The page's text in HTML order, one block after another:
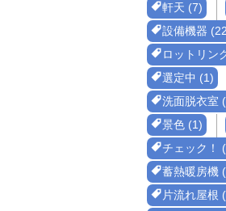
軒天 (7)
設備機器
ロットリン
選定中 (1)
洗面脱衣室
景色 (1)
チェック！
蓄熱暖房機
片流れ屋根